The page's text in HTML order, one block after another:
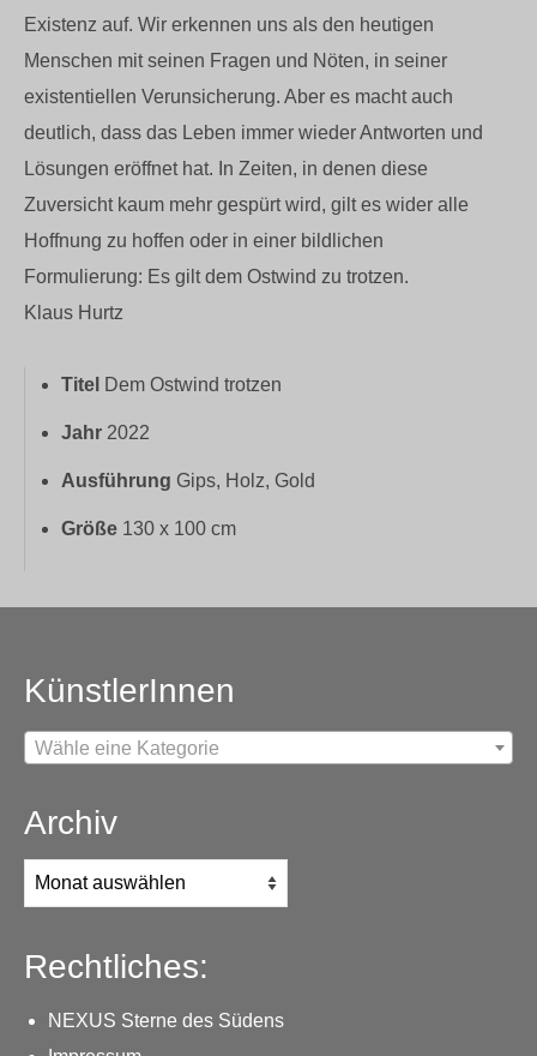
Existenz auf. Wir erkennen uns als den heutigen
Menschen mit seinen Fragen und Nöten, in seiner
existentiellen Verunsicherung. Aber es macht auch
deutlich, dass das Leben immer wieder Antworten und
Lösungen eröffnet hat. In Zeiten, in denen diese
Zuversicht kaum mehr gespürt wird, gilt es wider alle
Hoffnung zu hoffen oder in einer bildlichen
Formulierung: Es gilt dem Ostwind zu trotzen.
Klaus Hurtz
Titel Dem Ostwind trotzen
Jahr 2022
Ausführung Gips, Holz, Gold
Größe 130 x 100 cm
KünstlerInnen
Wähle eine Kategorie
Archiv
Archiv
Rechtliches:
NEXUS Sterne des Südens